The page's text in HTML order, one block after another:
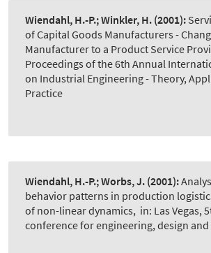
Wiendahl, H.-P.; Winkler, H. (2001):
of Capital Goods Manufacturers -
Manufacturer to a Product Service
Proceedings of the 6th Annual
on Industrial Engineering - Theory,
Practice
Wiendahl, H.-P.; Worbs, J. (2001):
behavior patterns in production
of non-linear dynamics, in: Las Vegas,
conference for engineering, design